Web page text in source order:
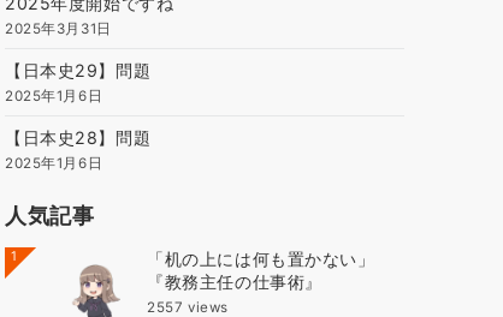
2025年3月31日
【日本史29】問題
2025年1月6日
【日本史28】問題
2025年1月6日
人気記事
1
「机の上には何も置かない」
『教務主任の仕事術』
2557 views